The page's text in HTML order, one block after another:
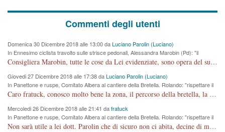
Commenti degli utenti
Domenica 30 Dicembre 2018 alle 13:00 daLuciano Parolin (Luciano)
In Ennesimo ciclista travolto sulle strisce pedonali, Alessandra Marobin (Pd): "il
Comune si svegli"
Consigliera Marobin, tutte le cose da Lei evidenziate, sono opera del suo ex Assessore e compagno di Partito Antonio Marco Dalla Pozza Assessore alla "progettazione" di piste ciclabili e altre porcherie. A lui manderei il conto da saldare per incidenti e danni alle persone. E' ora che "finiamola." Avete perso rassegnatevi. qui IL SINDACO RUCCO NON C'ENTRA PER NIENTE. CAPITO!!!!!!!! Amen.
Giovedi 27 Dicembre 2018 alle 17:38 daLuciano Parolin (Luciano)
In Panettone e ruspe, Comitato Albera al cantiere della Bretella. Rolando: "rispettare il
cronoprogramma"
Caro fratuck, conosco molto bene la zona, il percorso della bretella, la situazione dei cittadini, abito in Viale Trento. A partire dal 2003 ho partecipato al Comitato di Maddalene pro bretella, e a riunioni propositive per apportare modifiche al progetto. Numerose mie foto del territorio sono arrivate a Roma, altri miei interventi (non graditi dalla Sx) sono stati pubblicati dal GdV, assieme ad altri come Ciro Asproso, ora favorevole alla bretella. Ho partecipato alla raccolta firme per la chiusura della strada x 5 giorni eseguita dal Sindaco Hullwech per sforamento 180 Micro/g. Pertanto come impegno per la tematica sono apposto con la coscienza. Ora il Progetto è partito, fine! Voglio dire che la nuova Giunta "comunale" non c'entra più. L'opera sarà "malauguratamente" eseguita, ma non con il mio placet. Il Consigliere Comunale dovrebbe capire che la campagna elettorale è finita, con buona pace di tutti. Quello che invece dovrebbe interessare è la proprietà della strada, dall'uscita autostradale Ovest, sino alla Rotatoria dell'Albara, vi sono tre possessori: Autostrade SpA; La Provincia, il Comune. Come la mettiamo per il futuro ? I costi, da 50 sono saliti a 100 milioni di € come dire 20 milioni a KM (!) da non credere. Comunque si farà. Ma nessuno canti Vittoria, anzi meglio non farne un ulteriore fatto "partitico" per questioni elettorali o di seggio. Se mi manda la sua mail, sono disponibile ad inviare i documenti e le foto sopra descritte. Con ossequi, Luciano Parolin
Mercoledi 26 Dicembre 2018 alle 21:41 dafratuck
In Panettone e ruspe, Comitato Albera al cantiere della Bretella. Rolando: "rispettare il
cronoprogramma"
Non sarà utile a lei dott. Parolin che di sicuro non ci abita, decine di migliaia di TIR, automobili e padroncini che passano quotidianamente per una strada appena rotabile, non è più possibile stendere i panni, attraversare la strada senza rischiare la morte, le case stanno crepando, i tempi sono cambiati e la bretella non passerà assolutamente per maddalene (ma cosa sta a dire?!), dia invece responsabilità a chi ha costruito tagliando la strada che doveva invece terminare a isola vicentina e non al moracchino lasciando Motta di Costabissara ancora in panne di traffico. I tempi sono cambiati dottore e se l'anagrafe della vita stagna nell'essere umano impressioni conservatrici, la società non le considera perchè va avanti, si industrializza e ha bisogno di infrastrutture e di sviluppo. Ultima considerazione, se è geloso di Rolando perchè vede in lui solo campagne politiche mentre si difendono i SOLI diritti dei cittadini, la preghiamo faccia considerazioni più appropriate. Saluti e complimenti per i suoi scritti.